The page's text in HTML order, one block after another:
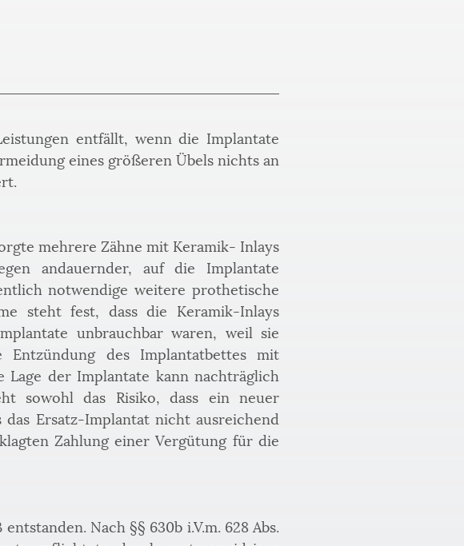
entfällt, wenn die Implantate
eines größeren Übels nichts an
mehrere Zähne mit Keramik- Inlays
andauernder, auf die Implantate
notwendige weitere prothetische
steht fest, dass die Keramik-Inlays
unbrauchbar waren, weil sie
des Implantatbettes mit
der Implantate kann nachträglich
sowohl das Risiko, dass ein neuer
Ersatz-Implantat nicht ausreichend
Zahlung einer Vergütung für die
Nach §§ 630b i.V.m. 628 Abs.